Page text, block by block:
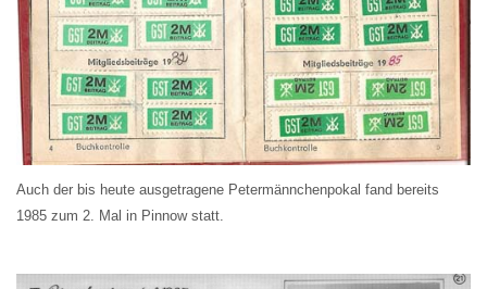
Auch der bis heute ausgetragene Petermännchenpokal fand bereits
1985 zum 2. Mal in Pinnow statt.